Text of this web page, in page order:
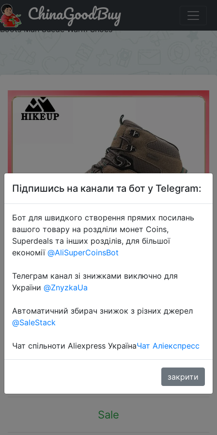
Акція на HIKEUP High-Top Men Hiking Boot Winter
Outdoor Shoes Lace-Up Non-slip Sports Casual Trekking
Boots Man Suede Warm Shoes
ChinaGoodBuy
2024-03-04
Winter Outdoor Shoes Lace-Up
Non-slip Sports Casual Trekking
Boots Man Suede Warm Shoes
Sale
Підпишись на канали та бот у Telegram:
Бот для швидкого створення прямих посилань
вашого товару на роздліли монет Coins,
Superdeals та інших розділів, для більшої
економії @AliSuperCoinsBot
Телеграм канал зі знижками виключно для
України @ZnyzkaUa
Автоматичний збирач знижок з різних джерел
@SaleStack
Чат спільноти Aliexpress УкраїнаЧат Аліекспресс
закрити